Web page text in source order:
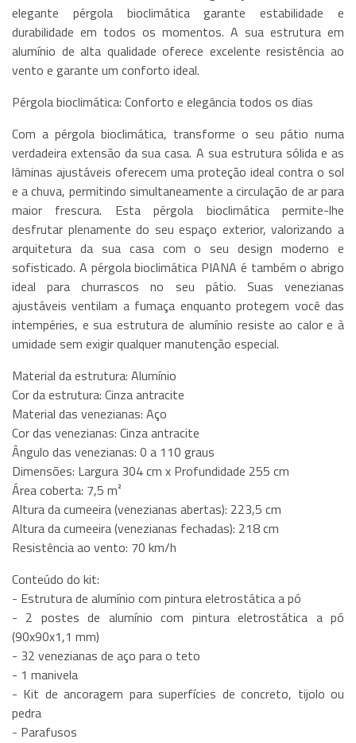
elegante pérgola bioclimática garante estabilidade e
durabilidade em todos os momentos. A sua estrutura em
alumínio de alta qualidade oferece excelente resistência ao
vento e garante um conforto ideal.
Pérgola bioclimática: Conforto e elegância todos os dias
Com a pérgola bioclimática, transforme o seu pátio numa
verdadeira extensão da sua casa. A sua estrutura sólida e as
lâminas ajustáveis oferecem uma proteção ideal contra o sol
e a chuva, permitindo simultaneamente a circulação de ar para
maior frescura. Esta pérgola bioclimática permite-lhe
desfrutar plenamente do seu espaço exterior, valorizando a
arquitetura da sua casa com o seu design moderno e
sofisticado. A pérgola bioclimática PIANA é também o abrigo
ideal para churrascos no seu pátio. Suas venezianas
ajustáveis ventilam a fumaça enquanto protegem você das
intempéries, e sua estrutura de alumínio resiste ao calor e à
umidade sem exigir qualquer manutenção especial.
Material da estrutura: Alumínio
Cor da estrutura: Cinza antracite
Material das venezianas: Aço
Cor das venezianas: Cinza antracite
Ângulo das venezianas: 0 a 110 graus
Dimensões: Largura 304 cm x Profundidade 255 cm
Área coberta: 7,5 m²
Altura da cumeeira (venezianas abertas): 223,5 cm
Altura da cumeeira (venezianas fechadas): 218 cm
Resistência ao vento: 70 km/h
Conteúdo do kit:
- Estrutura de alumínio com pintura eletrostática a pó
- 2 postes de alumínio com pintura eletrostática a pó
(90x90x1,1 mm)
- 32 venezianas de aço para o teto
- 1 manivela
- Kit de ancoragem para superfícies de concreto, tijolo ou
pedra
- Parafusos